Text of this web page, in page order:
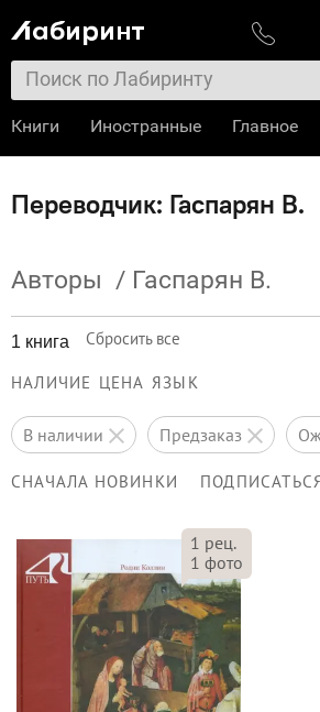
Переводчик: Гаспарян В.
Авторы / Гаспарян В.
1 книга Сбросить все
НАЛИЧИЕ ЦЕНА ЯЗЫК
в наличии предзаказ
СНАЧАЛА НОВИНКИ
1 рец.
1 фото
Книги Иностранные Главное